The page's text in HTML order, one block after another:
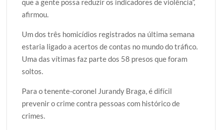
que a gente possa reduzir os indicadores de violência”,
afirmou.
Um dos três homicídios registrados na última semana
estaria ligado a acertos de contas no mundo do tráfico.
Uma das vítimas faz parte dos 58 presos que foram
soltos.
Para o tenente-coronel Jurandy Braga, é difícil
prevenir o crime contra pessoas com histórico de
crimes.